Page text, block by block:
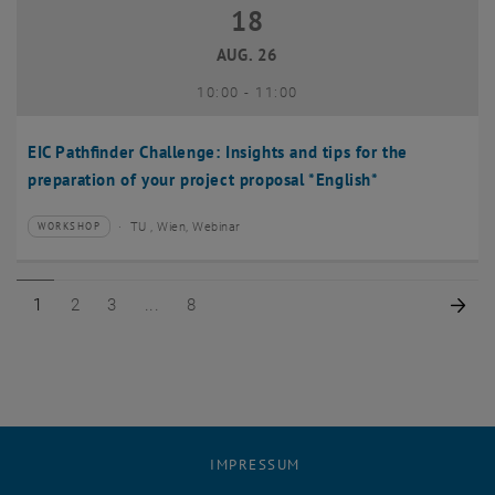
EIC Pathfinder Challenge: Insights and tips for the
preparation of your project proposal *English*
18 August 2026
18
AUG. 26
10:00- bis
11:00
Veranstaltungstyp:
WORKSHOP
Veranstaltungsort:TU , Wien, Webinar
Seite 1 von 8
1 Seite 2 von 8
2 Seite 3 von 8
3 Seite 8 von 8
8
IMPRESSUM